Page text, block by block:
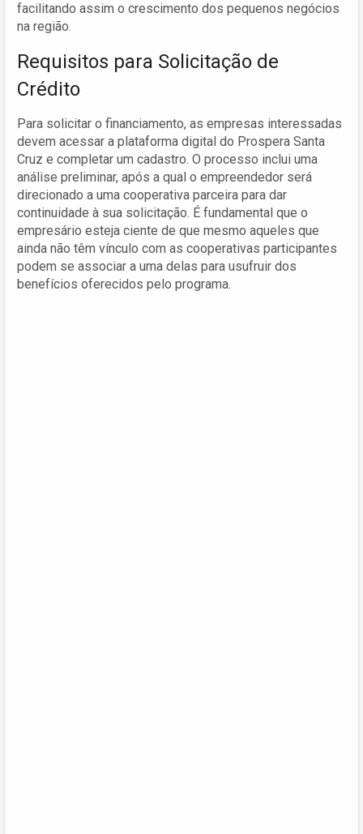
facilitando assim o crescimento dos pequenos negócios
na região.
Requisitos para Solicitação de
Crédito
Para solicitar o financiamento, as empresas interessadas
devem acessar a plataforma digital do Prospera Santa
Cruz e completar um cadastro. O processo inclui uma
análise preliminar, após a qual o empreendedor será
direcionado a uma cooperativa parceira para dar
continuidade à sua solicitação. É fundamental que o
empresário esteja ciente de que mesmo aqueles que
ainda não têm vínculo com as cooperativas participantes
podem se associar a uma delas para usufruir dos
benefícios oferecidos pelo programa.